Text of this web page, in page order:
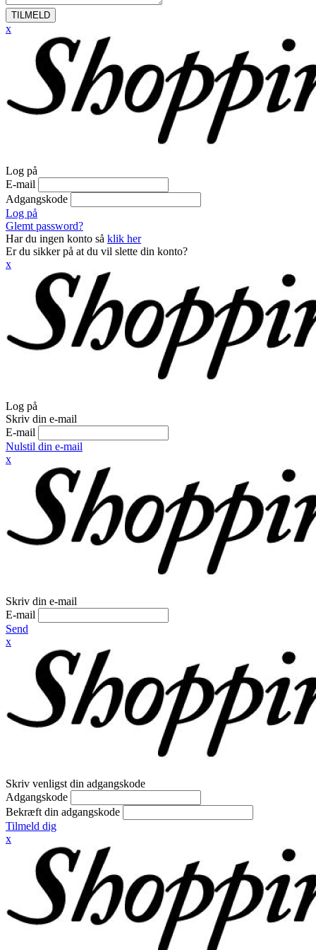
TILMELD
x
Log på
E-mail
Adgangskode
Log på
Glemt password?
Har du ingen konto så klik her
Er du sikker på at du vil slette din konto?
x
Log på
Skriv din e-mail
E-mail
Nulstil din e-mail
x
Skriv din e-mail
E-mail
Send
x
Skriv venligst din adgangskode
Adgangskode
Bekræft din adgangskode
Tilmeld dig
x